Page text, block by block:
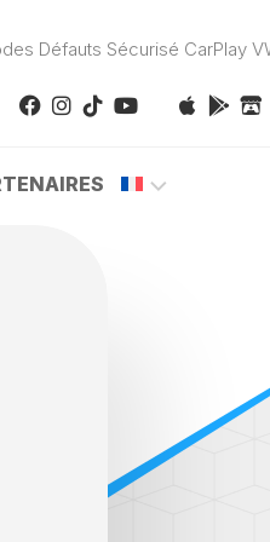
Défauts Sécurisé CarPlay